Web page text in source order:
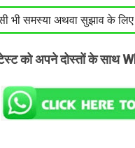
भी समस्या अथवा सुझाव के
को अपने दोस्तों के साथ